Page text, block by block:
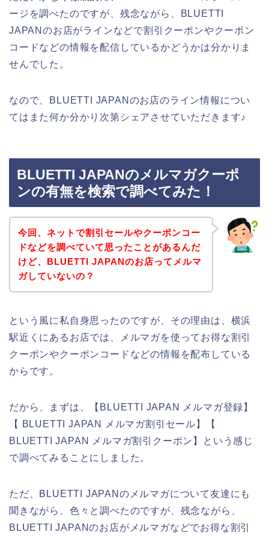
ージを調べたのですが、残念ながら、BLUETTI
JAPANのお店がラインなどで割引クーポンやクーポン
コードなどの情報を配信しているかどうかは分かりま
せんでした。
なので、BLUETTI JAPANのお店のライン情報につい
てはまた何か分かり次第シェアさせていただきます♪
BLUETTI JAPANのメルマガクーポ
ンの有無を検索で調べてみた！
今回、ネットで割引セールやクーポンコー
ドなどを調べていて思ったことがあるんだ
けど、BLUETTI JAPANのお店ってメルマ
ガしていないの？
という風に私自身思ったのですが、その理由は、横浜
駅近くにあるお店では、メルマガを使ってお得な割引
クーポンやクーポンコードなどの情報を配布している
からです。
だから、まずは、【BLUETTI JAPAN メルマガ登録】
【 BLUETTI JAPAN メルマガ割引セール】【
BLUETTI JAPAN メルマガ割引クーポン】という感じ
で調べてみることにしました。
ただ、BLUETTI JAPANのメルマガについて友達にも
聞きながら、色々と調べたのですが、残念ながら、
BLUETTI JAPANのお店がメルマガなどでお得な割引